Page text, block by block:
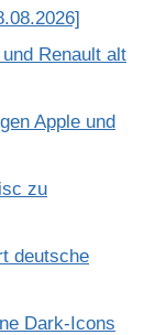
Renault alt
Apple und
zu
deutsche
Dark-Icons